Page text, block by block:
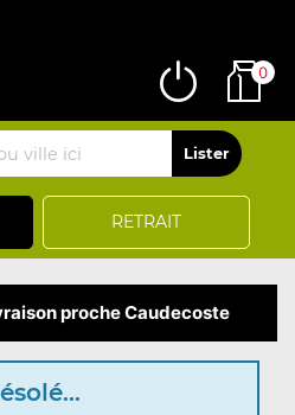
RETRAIT
0
proche Caudecoste